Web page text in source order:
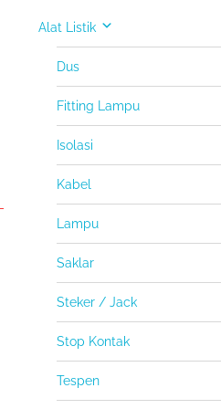
Alat Listik
Dus
Fitting Lampu
Isolasi
Kabel
Lampu
Saklar
Steker / Jack
Stop Kontak
Tespen